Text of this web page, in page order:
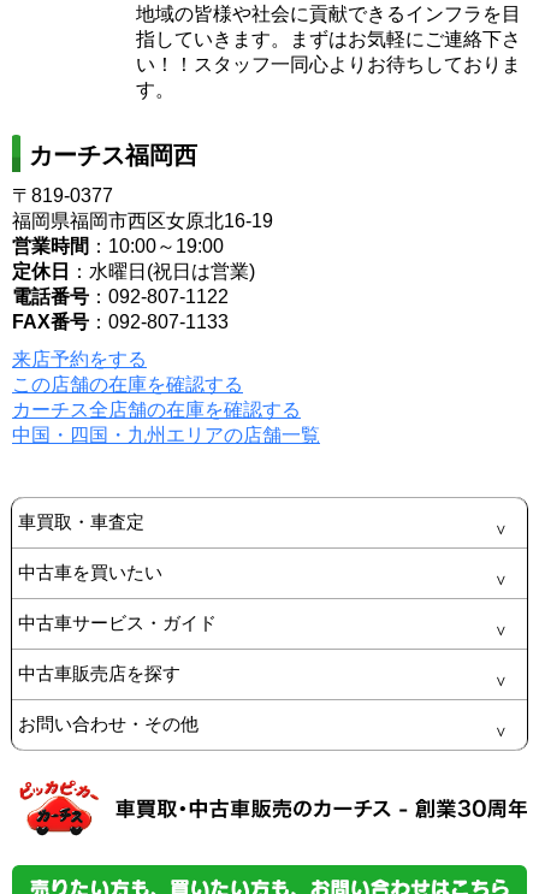
地域の皆様や社会に貢献できるインフラを目
指していきます。まずはお気軽にご連絡下さ
い！！スタッフ一同心よりお待ちしておりま
す。
カーチス福岡西
〒819-0377
福岡県福岡市西区女原北16-19
営業時間 ：10:00～19:00
定休日
：水曜日(祝日は営業)
電話番号 ：092-807-1122
FAX番号 ：092-807-1133
来店予約をする
この店舗の在庫を確認する
カーチス全店舗の在庫を確認する
中国・四国・九州エリアの店舗一覧
車買取・車査定
中古車を買いたい
中古車サービス・ガイド
中古車販売店を探す
お問い合わせ・その他